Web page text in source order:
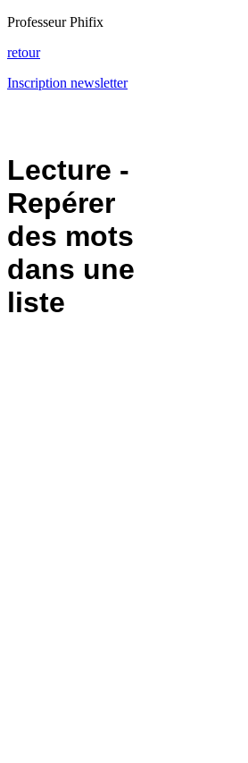
Professeur Phifix
retour
Inscription newsletter
Lecture -
Repérer
des mots
dans une
liste